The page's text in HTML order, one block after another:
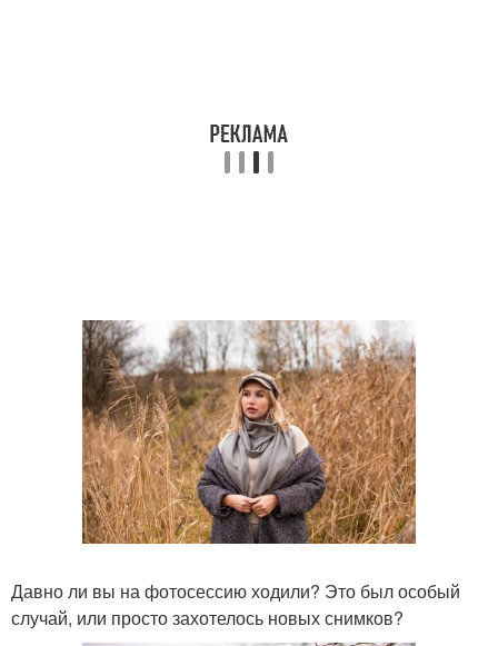
Давно ли вы на фотосессию ходили? Это был особый
случай, или просто захотелось новых снимков?